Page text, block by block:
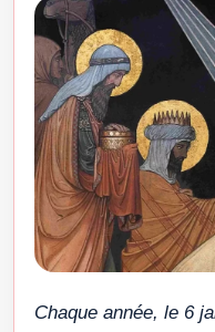
Chaque année, le 6